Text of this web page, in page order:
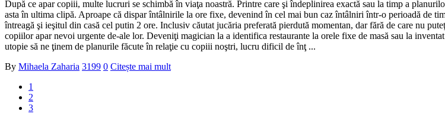
După ce apar copiii, multe lucruri se schimbă în viaţa noastră. Printre care şi îndeplinirea exactă sau la timp a
asta în ultima clipă. Aproape că dispar întâlnirile la ore fixe, devenind în cel mai bun caz întâlniri într-o perioadă de
întreagă şi ieşitul din casă cel putin 2 ore. Inclusiv căutat jucăria preferată pierdută momentan, dar fără de care nu
copiilor apar nevoi urgente de-ale lor. Deveniţi magician la a identifica restaurante la orele fixe de masă sau la
utopie să ne ţinem de planurile făcute în relaţie cu copiii noştri, lucru dificil de înţ ...
By Mihaela Zaharia 3199 0 Citește mai mult
1
2
3